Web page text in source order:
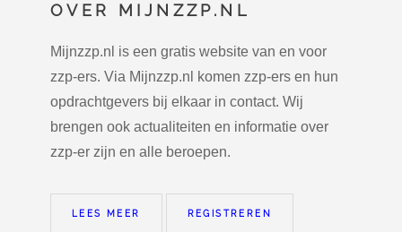
OVER MIJNZZP.NL
Mijnzzp.nl is een gratis website van en voor
zzp-ers. Via Mijnzzp.nl komen zzp-ers en hun
opdrachtgevers bij elkaar in contact. Wij
brengen ook actualiteiten en informatie over
zzp-er zijn en alle beroepen.
LEES MEER REGISTREREN